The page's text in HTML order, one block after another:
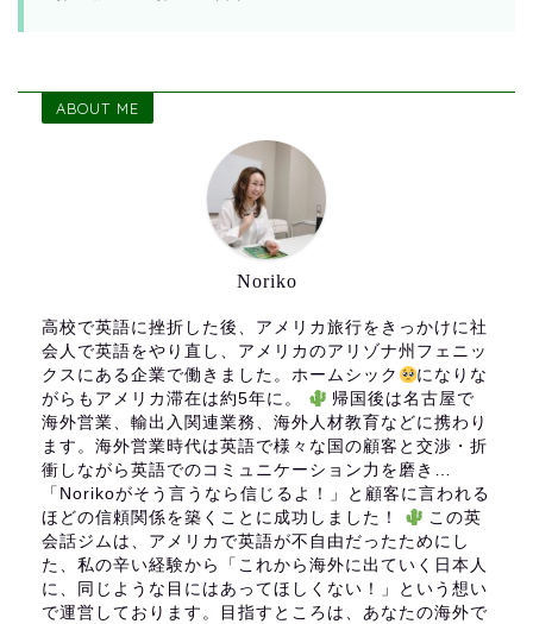
ABOUT ME
Noriko
高校で英語に挫折した後、アメリカ旅行をきっかけに社
会人で英語をやり直し、アメリカのアリゾナ州フェニッ
クスにある企業で働きました。ホームシック
になりな
がらもアメリカ滞在は約5年に。
帰国後は名古屋で
海外営業、輸出入関連業務、海外人材教育などに携わり
ます。海外営業時代は英語で様々な国の顧客と交渉・折
衝しながら英語でのコミュニケーション力を磨き…
「Norikoがそう言うなら信じるよ！」と顧客に言われる
ほどの信頼関係を築くことに成功しました！
この英
会話ジムは、アメリカで英語が不自由だったためにし
た、私の辛い経験から「これから海外に出ていく日本人
に、同じような目にはあってほしくない！」という想い
で運営しております。目指すところは、あなたの海外で